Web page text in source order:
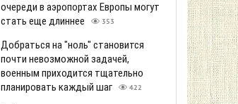
очереди в аэропортах Европы могут
стать еще длиннее
353
Добраться на "ноль" становится
почти невозможной задачей,
военным приходится тщательно
планировать каждый шаг
422